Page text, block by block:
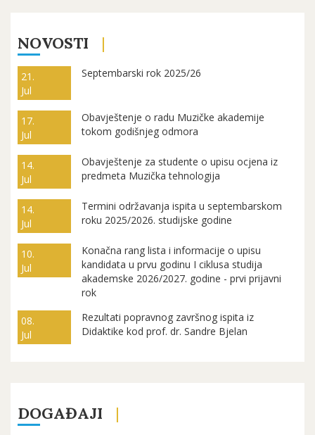
NOVOSTI
21.
Jul
Septembarski rok 2025/26
17.
Jul
Obavještenje o radu Muzičke akademije
tokom godišnjeg odmora
14.
Jul
Obavještenje za studente o upisu ocjena iz
predmeta Muzička tehnologija
14.
Jul
Termini održavanja ispita u septembarskom
roku 2025/2026. studijske godine
10.
Jul
Konačna rang lista i informacije o upisu
kandidata u prvu godinu I ciklusa studija
akademske 2026/2027. godine - prvi prijavni
rok
08.
Jul
Rezultati popravnog završnog ispita iz
Didaktike kod prof. dr. Sandre Bjelan
DOGAĐAJI